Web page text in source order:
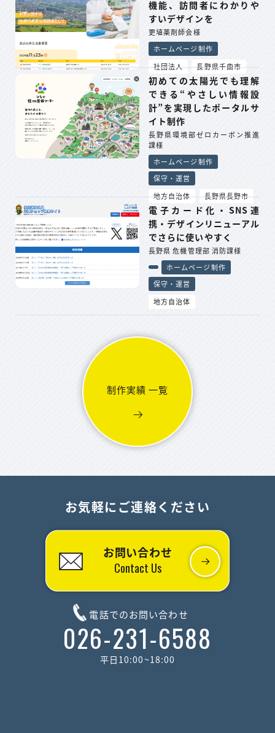
機能、訪問者にわかりや
すいデザインを
更埴薬剤師会様
ホームページ制作
社団法人
長野県千曲市
初めての太陽光でも理解
できる“やさしい情報設
計”を実現したポータルサ
イト制作
長野県環境部ゼロカーボン推進
課様
ホームページ制作
保守・運営
地方自治体
長野県長野市
電子カード化・SNS連
携・デザインリニューアル
でさらに使いやすく
長野県 危機管理部 消防課様
ホームページ制作
保守・運営
地方自治体
制作実績 一覧
お気軽にご連絡ください
お問い合わせ
Contact Us
電話でのお問い合わせ
026-231-6588
平日10:00~18:00